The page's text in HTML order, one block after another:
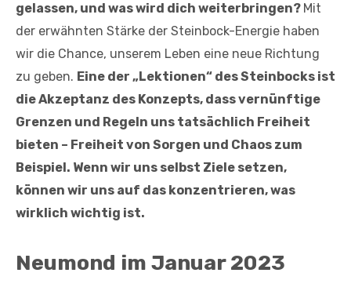
gelassen, und was wird dich weiterbringen? Mit
der erwähnten Stärke der Steinbock-Energie haben
wir die Chance, unserem Leben eine neue Richtung
zu geben. Eine der „Lektionen“ des Steinbocks ist
die Akzeptanz des Konzepts, dass vernünftige
Grenzen und Regeln uns tatsächlich Freiheit
bieten – Freiheit von Sorgen und Chaos zum
Beispiel. Wenn wir uns selbst Ziele setzen,
können wir uns auf das konzentrieren, was
wirklich wichtig ist.
Neumond im Januar 2023